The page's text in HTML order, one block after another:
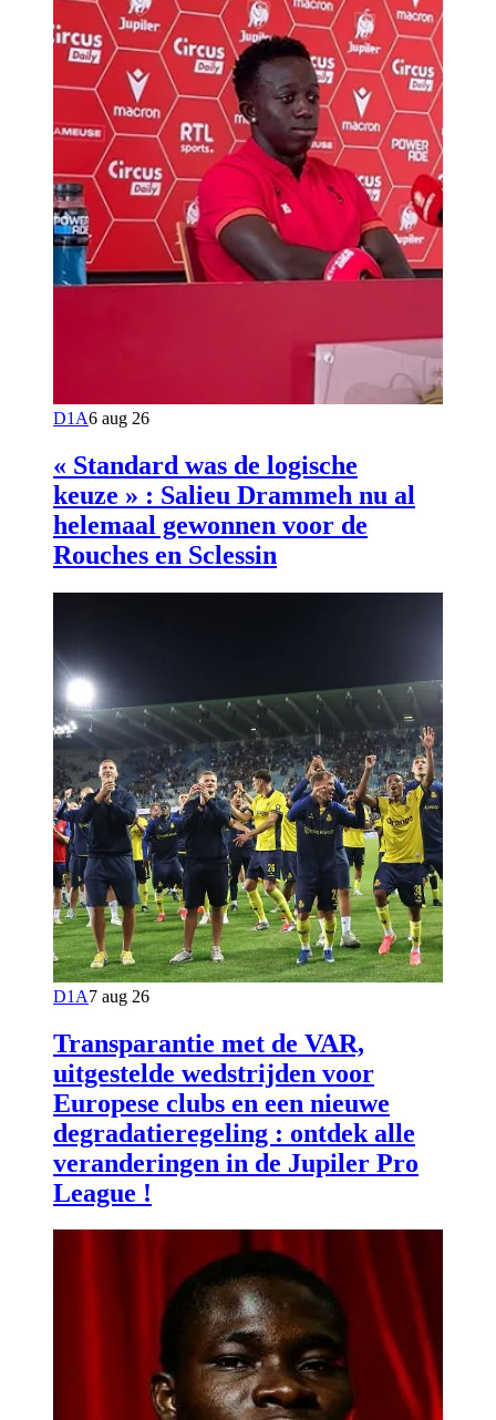
D1A6 aug 26
« Standard was de logische
keuze » : Salieu Drammeh nu al
helemaal gewonnen voor de
Rouches en Sclessin
D1A7 aug 26
Transparantie met de VAR,
uitgestelde wedstrijden voor
Europese clubs en een nieuwe
degradatieregeling : ontdek alle
veranderingen in de Jupiler Pro
League !